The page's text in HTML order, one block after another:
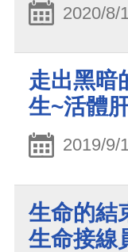
2020/8/
走出黑暗
生~活體
2019/9/
生命的結
生命接線